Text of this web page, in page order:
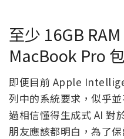
至少 16GB
MacBook Pro
即便目前 Apple
列中的系統要求，似乎
過相信懂得生成式 AI 對
朋友應該都明白，為了